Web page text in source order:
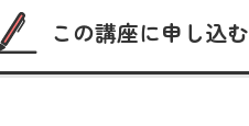
この講座に申し込む